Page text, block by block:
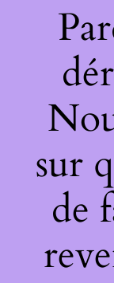
sur
de